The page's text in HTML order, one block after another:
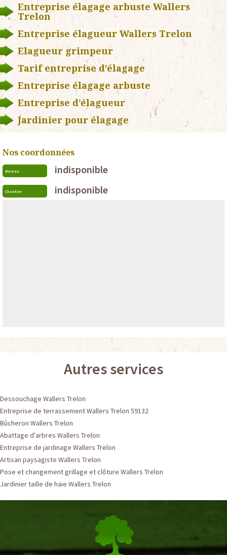
Entreprise élagage arbuste Wallers
Trelon
Entreprise élagueur Wallers Trelon
Elagueur grimpeur
Tarif entreprise d’élagage
Entreprise élagage arbuste
Entreprise d’élagueur
Jardinier pour élagage
Nos coordonnées
Bureau indisponible
Chantier indisponible
Autres services
Dessouchage Wallers Trelon
Entreprise de terrassement Wallers Trelon 59132
Bûcheron Wallers Trelon
Abattage d'arbres Wallers Trelon
Entreprise de jardinage Wallers Trelon
Artisan paysagiste Wallers Trelon
Pose et changement grillage et clôture Wallers Trelon
Jardinier taille de haie Wallers Trelon